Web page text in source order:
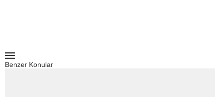
Benzer Konular